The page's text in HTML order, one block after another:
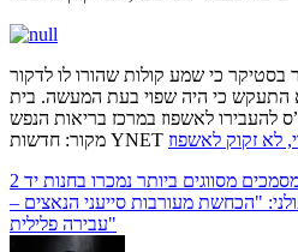
כי שמע קולות שהורו לו לדקור
התעקש כי היה שפוי בעת המעשה. בית
להעבירו לאשפוז במרכז בריאות הנפש
מקור: חדשות YNET
מסווגים ביותר נמכרו בחנות יד 2
"הכחשת מעורבות סייעני הנאצים –
עבירה פלילית"